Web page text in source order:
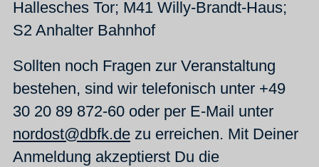
Hallesches Tor; M41 Willy-Brandt-Haus;
S2 Anhalter Bahnhof
Sollten noch Fragen zur Veranstaltung
bestehen, sind wir telefonisch unter +49
30 20 89 872-60 oder per E-Mail unter
nordost@dbfk.de zu erreichen. Mit Deiner
Anmeldung akzeptierst Du die